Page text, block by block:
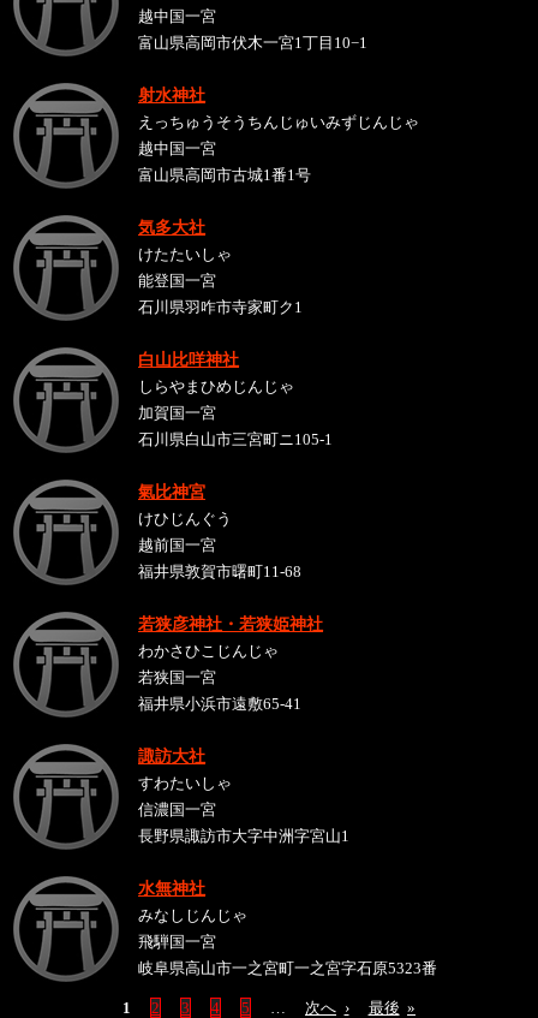
越中国一宮
富山県高岡市伏木一宮1丁目10−1
射水神社
えっちゅうそうちんじゅいみずじんじゃ
越中国一宮
富山県高岡市古城1番1号
気多大社
けたたいしゃ
能登国一宮
石川県羽咋市寺家町ク1
白山比咩神社
しらやまひめじんじゃ
加賀国一宮
石川県白山市三宮町ニ105-1
氣比神宮
けひじんぐう
越前国一宮
福井県敦賀市曙町11-68
若狭彦神社・若狭姫神社
わかさひこじんじゃ
若狭国一宮
福井県小浜市遠敷65-41
諏訪大社
すわたいしゃ
信濃国一宮
長野県諏訪市大字中洲字宮山1
水無神社
みなしじんじゃ
飛騨国一宮
岐阜県高山市一之宮町一之宮字石原5323番
1 2 3 4 5 次へ › 最後 »